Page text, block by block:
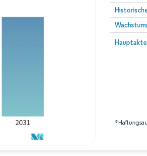
Bild ©
Mordor Intelligence. Wiederverwendung erfordert